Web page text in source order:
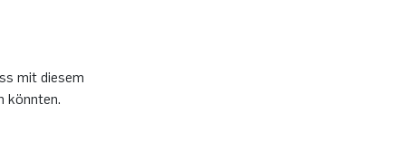
mit diesem
könnten.